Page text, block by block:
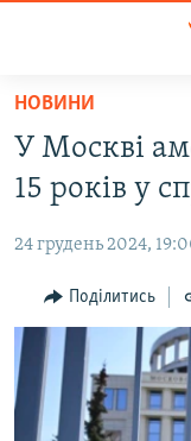
Перейти
основного
матеріалу
Перейти
до
навігації
Перейти
до
пошуку
ВІДЕО ТА ФОТО
ПОЛІТИКА
БЛОГИ
ПОГЛЯД
ІНТЕРВ'Ю
ВСЕ ЗА ДЕНЬ
НОВИНИ
У Москві
15 років у
24 грудень 2024,
Поділитись